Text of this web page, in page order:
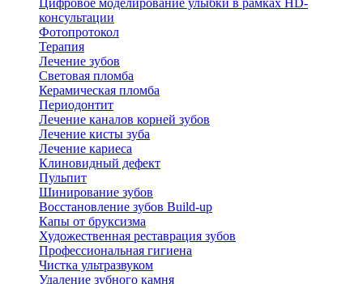
Цифровое моделирование улыбки в рамках HD-
консультации
Фотопротокол
Терапия
Лечение зубов
Световая пломба
Керамическая пломба
Периодонтит
Лечение каналов корней зубов
Лечение кисты зуба
Лечение кариеса
Клиновидный дефект
Пульпит
Шинирование зубов
Восстановление зубов Build-up
Капы от бруксизма
Художественная реставрация зубов
Профессиональная гигиена
Чистка ультразвуком
Удаление зубного камня